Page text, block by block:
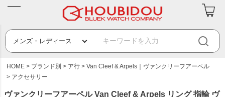
HOME ブランド別 ア行
Van Cleef & Arpels｜ヴァンクリーフアーペル
アクセサリー
ヴァンクリーフアーペル Van Cleef & Arpels リング 指輪 ヴ